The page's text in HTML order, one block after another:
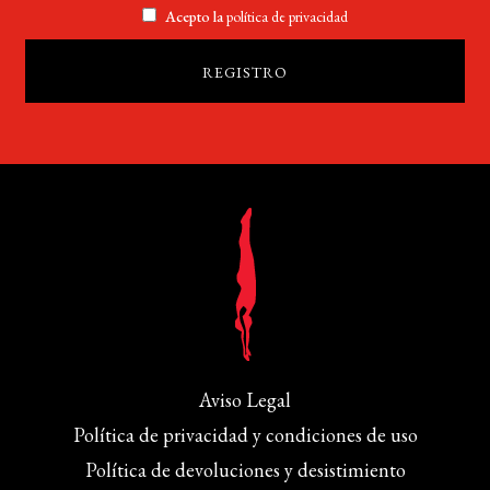
Acepto lapolítica de privacidad
Aviso Legal
Política de privacidad y condiciones de uso
Política de devoluciones y desistimiento